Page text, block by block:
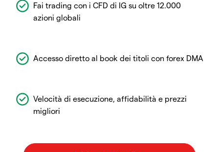
Fai trading con i CFD di IG su oltre 12.000
azioni globali
Accesso diretto al book dei titoli con forex DMA
Velocità di esecuzione, affidabilità e prezzi
migliori